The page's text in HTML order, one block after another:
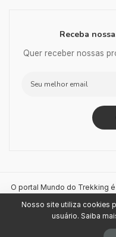
Receba
Quer receber nossas
O portal Mundo do Trekking
dicas e seleciona
Para os produtos que
fundamental para a
Nosso site utiliza cookies
usuário. Saiba